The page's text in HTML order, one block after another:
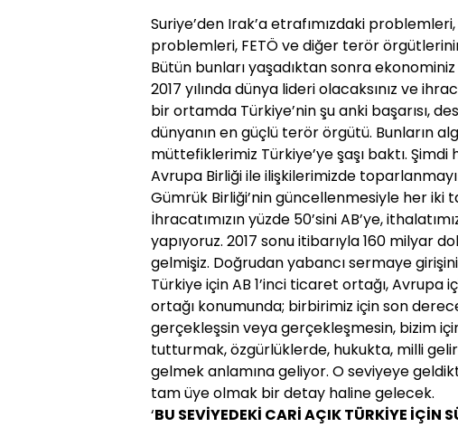
Suriye’den Irak’a etrafı­mızdaki problemleri,
problemleri, FETÖ ve diğer terör
Bütün bunları yaşadıktan sonra
2017 yılında dünya lideri olacaksınız ve
bir ortamda Türki­ye’nin şu anki başarısı,
dünyanın en güçlü terör örgütü. Bunların
müttefikleri­miz Türkiye’ye şaşı baktı.
Avrupa Birliği ile iliş­kilerimizde toparlanmayı
Gümrük Birliği’nin gün­cellenmesiyle her iki
İhracatımızın yüzde 50’sini AB’ye,
yapıyoruz. 2017 sonu itiba­rıyla 160 milyar
gelmişiz. Doğrudan yabancı sermaye
Türkiye için AB 1’inci ticaret ortağı, Avrupa
ortağı konumunda; birbiri­miz için son
gerçekleşsin veya gerçekleşmesin, bizim
tutturmak, özgürlük­lerde, hukukta, milli
gelmek anlamına geliyor. O seviyeye
tam üye olmak bir detay haline gelecek.
‘BU SEVİYEDEKİ CARİ AÇIK TÜRKİYE İÇİN